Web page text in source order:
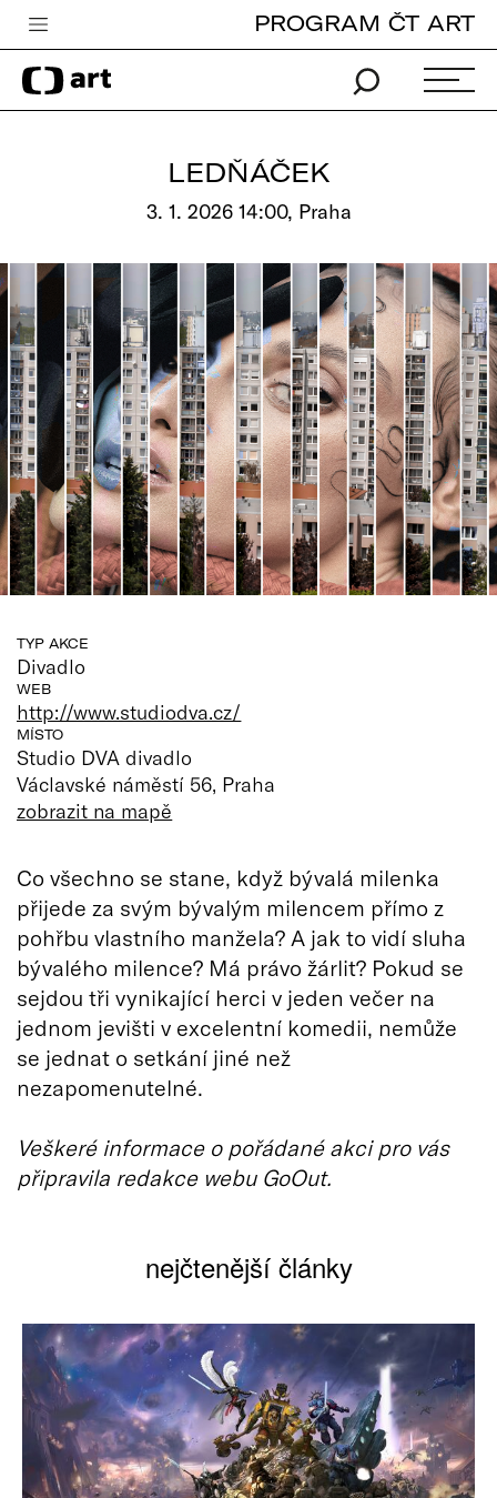
Česká televize
Zpravodajství
Pro děti
edu
Vše o ČT
PROGRAM ČT ART
LEDŇÁČEK
3. 1. 2026 14:00, Praha
TYP AKCE
Divadlo
WEB
http://www.studiodva.cz/
MÍSTO
Studio DVA divadlo
Václavské náměstí 56, Praha
zobrazit na mapě
Co všechno se stane, když bývalá milenka
přijede za svým bývalým milencem přímo z
pohřbu vlastního manžela? A jak to vidí sluha
bývalého milence? Má právo žárlit? Pokud se
sejdou tři vynikající herci v jeden večer na
jednom jevišti v excelentní komedii, nemůže
se jednat o setkání jiné než
nezapomenutelné.
Veškeré informace o pořádané akci pro vás
připravila redakce webu GoOut.
nejčtenější články